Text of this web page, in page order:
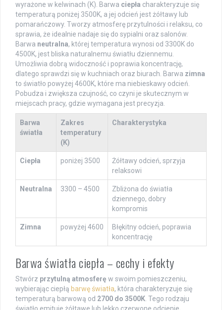
wyrażone w kelwinach (K). Barwa ciepła charakteryzuje się
temperaturą poniżej 3500K, a jej odcień jest żółtawy lub
pomarańczowy. Tworzy atmosferę przytulności i relaksu, co
sprawia, że idealnie nadaje się do sypialni oraz salonów.
Barwa neutralna, której temperatura wynosi od 3300K do
4500K, jest bliska naturalnemu światłu dziennemu.
Umożliwia dobrą widoczność i poprawia koncentrację,
dlatego sprawdzi się w kuchniach oraz biurach. Barwa zimna
to światło powyżej 4600K, które ma niebieskawy odcień.
Pobudza i zwiększa czujność, co czyni je skutecznym w
miejscach pracy, gdzie wymagana jest precyzja.
Barwa
światła
Zakres
temperatury
(K)
Charakterystyka
Ciepła poniżej 3500
Żółtawy odcień, sprzyja
relaksowi
Neutralna 3300 – 4500
Zbliżona do światła
dziennego, dobry
kompromis
Zimna powyżej 4600
Błękitny odcień, poprawia
koncentrację
Barwa światła ciepła – cechy i efekty
Stwórz przytulną atmosferę w swoim pomieszczeniu,
wybierając ciepłą barwę światła, która charakteryzuje się
temperaturą barwową od 2700 do 3500K . Tego rodzaju